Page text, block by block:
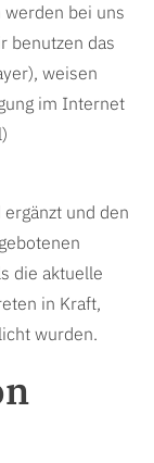
bei uns
benutzen das
weisen
im Internet
und den
die aktuelle
in Kraft,
wurden.